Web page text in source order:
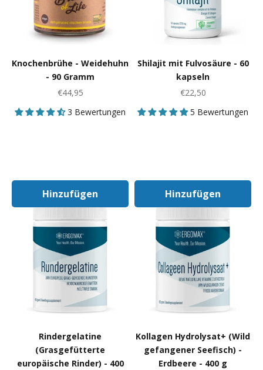
Knochenbrühe - Weidehuhn
- 90 Gramm
Angebot
€44,95
3 Bewertungen
In Den Warenkorb
Hinzufügen
Shilajit mit Fulvosäure - 60
kapseln
Angebot
€22,50
5 Bewertungen
In Den
Hinzufügen
Rindergelatine
(Grasgefütterte
europäische Rinder) - 400
Kollagen Hydrolysat+ (Wild
gefangener Seefisch) -
Erdbeere - 400 g